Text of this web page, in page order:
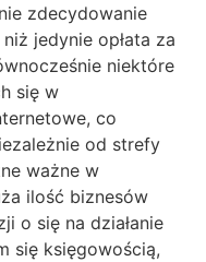
zdecydowanie
jedynie opłata za
niektóre
się w
co
od strefy
ważne w
ilość biznesów
o się na działanie
się księgowością,